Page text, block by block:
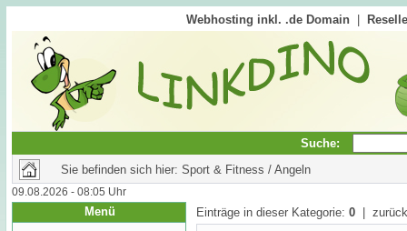
Webhosting inkl. .de Domain
Suche:
Sie befinden sich hier: Sport & Fitness / Angeln
09.08.2026 - 08:05 Uhr
Menü Einträge in dieser Kategorie: 0 |